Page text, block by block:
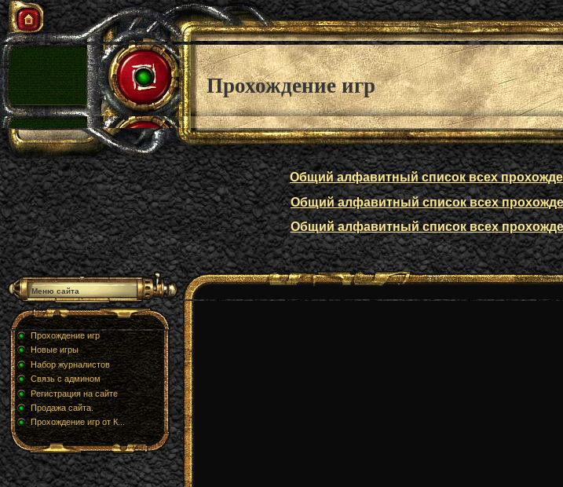
Прохождение игр
Общий алфавитный список всех
Общий алфавитный список всех
Общий алфавитный список всех
Меню сайта
Прохождение игр
Новые игры
Набор журналистов
Связь с админом
Регистрация на сайте
Продажа сайта.
Прохождение игр от К...